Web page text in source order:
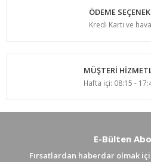
ÖDEME
Kredi Kartı ve
MÜŞTERİ
Hafta içi: 08:15 -
E-Bülten
Fırsatlardan haberdar olmak